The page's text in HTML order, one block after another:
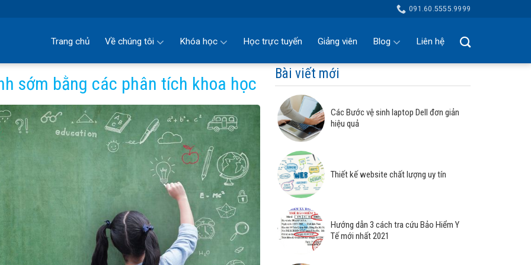
091.60.5555.9999
Trang chủ Về chúng tôi Khóa học Học trực tuyến Giảng viên Blog Liên hệ
sớm bằng các phân tích khoa học Bài viết mới
Các Bước vệ sinh laptop Dell đơn giản
hiệu quả
Thiết kế website chất lượng uy tín
Hướng dẫn 3 cách tra cứu Bảo Hiểm Y
Tế mới nhất 2021